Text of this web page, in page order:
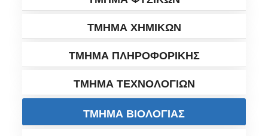
ΤΜΗΜΑ ΧΗΜΙΚΩΝ
ΤΜΗΜΑ ΠΛΗΡΟΦΟΡΙΚΗΣ
ΤΜΗΜΑ ΤΕΧΝΟΛΟΓΙΩΝ
ΤΜΗΜΑ ΒΙΟΛΟΓΙΑΣ